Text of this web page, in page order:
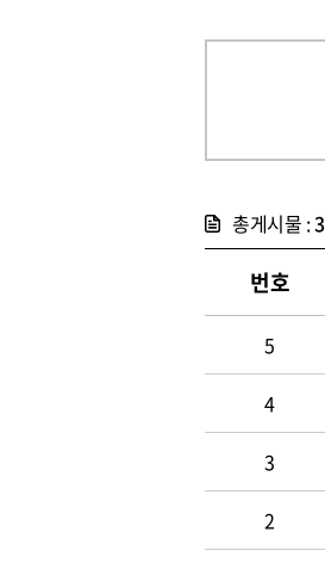
총게시물 :
번호
5
4
3
2